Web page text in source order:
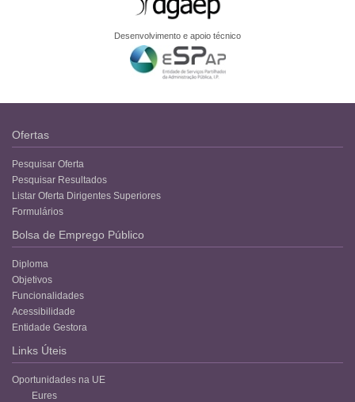
Desenvolvimento e apoio técnico
Ofertas
Pesquisar Oferta
Pesquisar Resultados
Listar Oferta Dirigentes Superiores
Formulários
Bolsa de Emprego Público
Diploma
Objetivos
Funcionalidades
Acessibilidade
Entidade Gestora
Links Úteis
Oportunidades na UE
Eures